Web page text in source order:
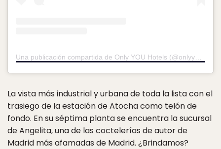
La vista más industrial y urbana de toda la lista con el
trasiego de la estación de Atocha como telón de
fondo. En su séptima planta se encuentra la sucursal
de Angelita, una de las coctelerías de autor de
Madrid más afamadas de Madrid. ¿Brindamos?